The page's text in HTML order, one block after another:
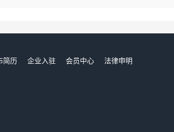
简历 企业入驻 会员中心
法律申明